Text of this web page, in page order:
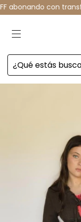
con transferencia